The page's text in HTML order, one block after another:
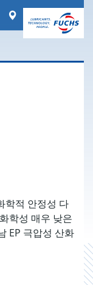
Worldwide
학적 안정성 다
학성 매우 낮은
EP 극압성 산화